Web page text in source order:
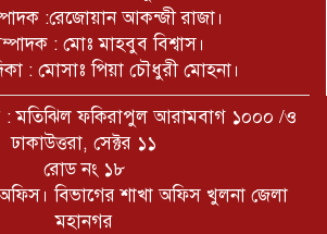
:রেজোয়ান আকন্জী রাজা।
: মোঃ মাহবুব বিশ্বাস।
: মোসাঃ পিয়া চৌধুরী মোহনা।
: মতিঝিল ফকিরাপুল আরামবাগ ১০০০ /ও
ঢাকাউত্তরা, সেক্টর ১১
রোড নং ১৮
বিভাগের শাখা অফিস খুলনা জেলা
মহানগর